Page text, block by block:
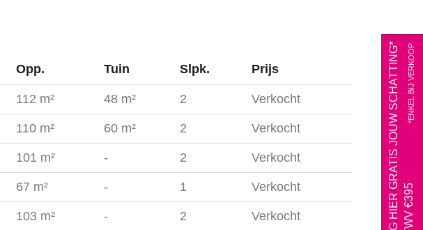
Opp. Tuin Slpk. Prijs
112 m² 48 m² 2 Verkocht
110 m² 60 m² 2 Verkocht
101 m² - 2 Verkocht
67 m² - 1 Verkocht
103 m² - 2 Verkocht VRAAG HIER GRATIS JOUW SCHATTING**ENKEL BIJ VERKOOP